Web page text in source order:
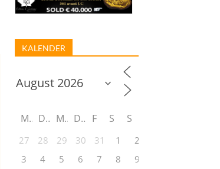
KALENDER
M D M D F S S
27 28 29 30 31 1
2
3
4 5 6 7 8
9